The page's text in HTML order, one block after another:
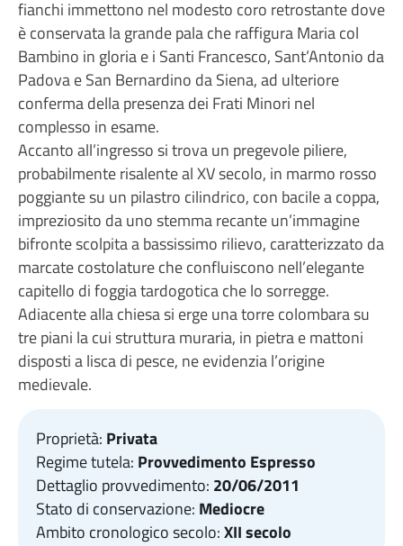
fianchi immettono nel modesto coro retrostante dove
è conservata la grande pala che raffigura Maria col
Bambino in gloria e i Santi Francesco, Sant’Antonio da
Padova e San Bernardino da Siena, ad ulteriore
conferma della presenza dei Frati Minori nel
complesso in esame.
Accanto all’ingresso si trova un pregevole piliere,
probabilmente risalente al XV secolo, in marmo rosso
poggiante su un pilastro cilindrico, con bacile a coppa,
impreziosito da uno stemma recante un’immagine
bifronte scolpita a bassissimo rilievo, caratterizzato da
marcate costolature che confluiscono nell’elegante
capitello di foggia tardogotica che lo sorregge.
Adiacente alla chiesa si erge una torre colombara su
tre piani la cui struttura muraria, in pietra e mattoni
disposti a lisca di pesce, ne evidenzia l’origine
medievale.
Proprietà: Privata
Regime tutela: Provvedimento Espresso
Dettaglio provvedimento: 20/06/2011
Stato di conservazione: Mediocre
Ambito cronologico secolo:XII secolo